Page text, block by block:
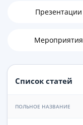
Презентации
Мероприятия
Список статей
ПОЛЬНОЕ НАЗВАНИЕ